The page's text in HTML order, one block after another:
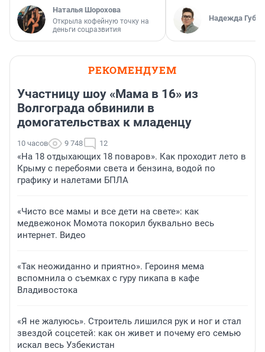
Наталья Шорохова
Открыла кофейную точку на
деньги соцразвития
Надежда
РЕКОМЕНДУЕМ
Участницу шоу «Мама в 16» из
Волгограда обвинили в
домогательствах к младенцу
10 часов 9 748 12
«На 18 отдыхающих 18 поваров». Как проходит лето в
Крыму с перебоями света и бензина, водой по
графику и налетами БПЛА
«Чисто все мамы и все дети на свете»: как
медвежонок Момота покорил буквально весь
интернет. Видео
«Так неожиданно и приятно». Героиня мема
вспомнила о съемках с гуру пикапа в кафе
Владивостока
«Я не жалуюсь». Строитель лишился рук и ног и стал
звездой соцсетей: как он живет и почему его семью
искал весь Узбекистан